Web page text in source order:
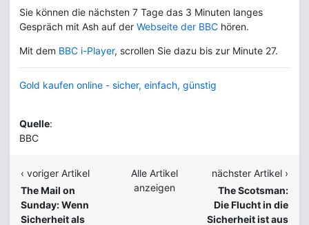
Sie können die nächsten 7 Tage das 3 Minuten langes
Gespräch mit Ash auf der Webseite der BBC hören.
Mit dem BBC i-Player, scrollen Sie dazu bis zur Minute 27.
Gold kaufen online - sicher, einfach, günstig
Quelle:
BBC
‹ voriger Artikel
The Mail on
Sunday: Wenn
Sicherheit als
Alle Artikel
anzeigen
nächster Artikel ›
The Scotsman:
Die Flucht in die
Sicherheit ist aus